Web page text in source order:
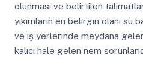
olunması ve belirtilen
yıkımların en belirgin olanı su
ve iş yerlerinde meydana
kalıcı hale gelen nem